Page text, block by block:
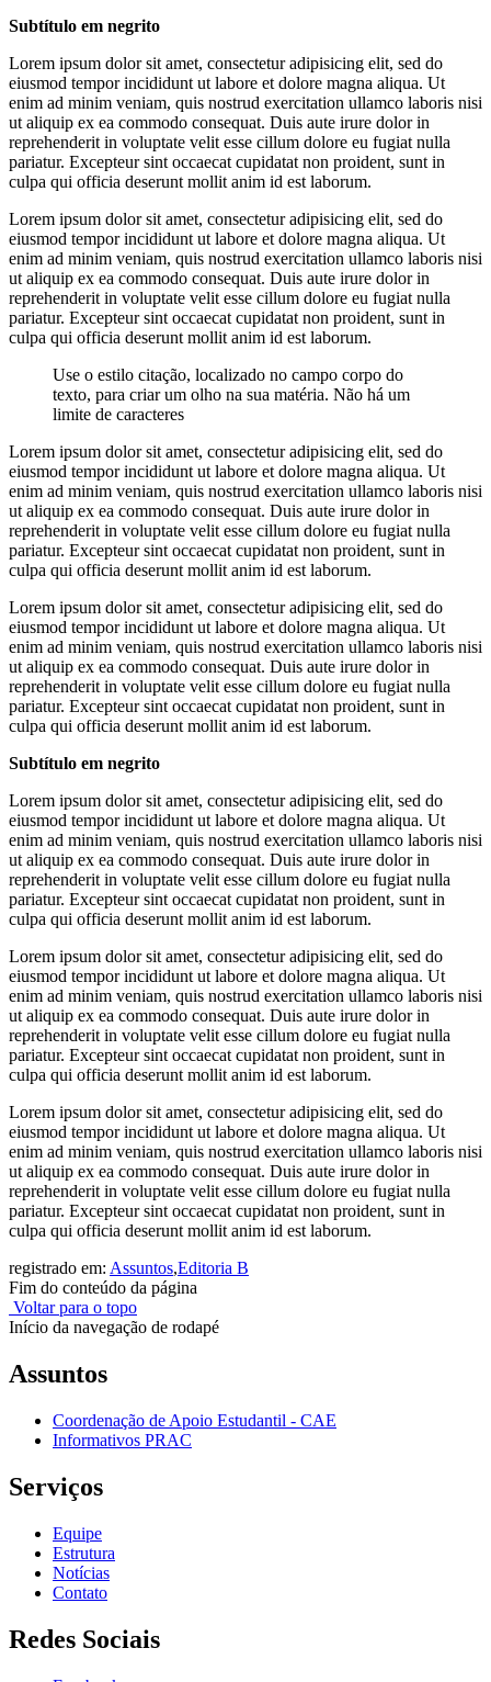
Subtítulo em negrito
Lorem ipsum dolor sit amet, consectetur adipisicing elit, sed do
eiusmod tempor incididunt ut labore et dolore magna aliqua. Ut
enim ad minim veniam, quis nostrud exercitation ullamco laboris nisi
ut aliquip ex ea commodo consequat. Duis aute irure dolor in
reprehenderit in voluptate velit esse cillum dolore eu fugiat nulla
pariatur. Excepteur sint occaecat cupidatat non proident, sunt in
culpa qui officia deserunt mollit anim id est laborum.
Lorem ipsum dolor sit amet, consectetur adipisicing elit, sed do
eiusmod tempor incididunt ut labore et dolore magna aliqua. Ut
enim ad minim veniam, quis nostrud exercitation ullamco laboris nisi
ut aliquip ex ea commodo consequat. Duis aute irure dolor in
reprehenderit in voluptate velit esse cillum dolore eu fugiat nulla
pariatur. Excepteur sint occaecat cupidatat non proident, sunt in
culpa qui officia deserunt mollit anim id est laborum.
Use o estilo citação, localizado no campo corpo do
texto, para criar um olho na sua matéria. Não há um
limite de caracteres
Lorem ipsum dolor sit amet, consectetur adipisicing elit, sed do
eiusmod tempor incididunt ut labore et dolore magna aliqua. Ut
enim ad minim veniam, quis nostrud exercitation ullamco laboris nisi
ut aliquip ex ea commodo consequat. Duis aute irure dolor in
reprehenderit in voluptate velit esse cillum dolore eu fugiat nulla
pariatur. Excepteur sint occaecat cupidatat non proident, sunt in
culpa qui officia deserunt mollit anim id est laborum.
Lorem ipsum dolor sit amet, consectetur adipisicing elit, sed do
eiusmod tempor incididunt ut labore et dolore magna aliqua. Ut
enim ad minim veniam, quis nostrud exercitation ullamco laboris nisi
ut aliquip ex ea commodo consequat. Duis aute irure dolor in
reprehenderit in voluptate velit esse cillum dolore eu fugiat nulla
pariatur. Excepteur sint occaecat cupidatat non proident, sunt in
culpa qui officia deserunt mollit anim id est laborum.
Subtítulo em negrito
Lorem ipsum dolor sit amet, consectetur adipisicing elit, sed do
eiusmod tempor incididunt ut labore et dolore magna aliqua. Ut
enim ad minim veniam, quis nostrud exercitation ullamco laboris nisi
ut aliquip ex ea commodo consequat. Duis aute irure dolor in
reprehenderit in voluptate velit esse cillum dolore eu fugiat nulla
pariatur. Excepteur sint occaecat cupidatat non proident, sunt in
culpa qui officia deserunt mollit anim id est laborum.
Lorem ipsum dolor sit amet, consectetur adipisicing elit, sed do
eiusmod tempor incididunt ut labore et dolore magna aliqua. Ut
enim ad minim veniam, quis nostrud exercitation ullamco laboris nisi
ut aliquip ex ea commodo consequat. Duis aute irure dolor in
reprehenderit in voluptate velit esse cillum dolore eu fugiat nulla
pariatur. Excepteur sint occaecat cupidatat non proident, sunt in
culpa qui officia deserunt mollit anim id est laborum.
Lorem ipsum dolor sit amet, consectetur adipisicing elit, sed do
eiusmod tempor incididunt ut labore et dolore magna aliqua. Ut
enim ad minim veniam, quis nostrud exercitation ullamco laboris nisi
ut aliquip ex ea commodo consequat. Duis aute irure dolor in
reprehenderit in voluptate velit esse cillum dolore eu fugiat nulla
pariatur. Excepteur sint occaecat cupidatat non proident, sunt in
culpa qui officia deserunt mollit anim id est laborum.
registrado em: Assuntos,Editoria B
Fim do conteúdo da página
Voltar para o topo
Início da navegação de rodapé
Assuntos
Coordenação de Apoio Estudantil - CAE
Informativos PRAC
Serviços
Equipe
Estrutura
Notícias
Contato
Redes Sociais